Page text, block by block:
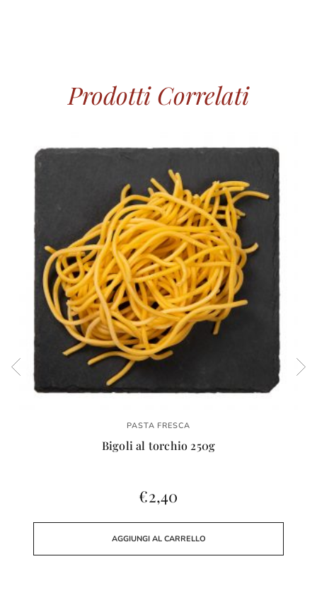
Prodotti Correlati
PASTA FRESCA
Bigoli al torchio 250g
€2,40
AGGIUNGI AL CARRELLO